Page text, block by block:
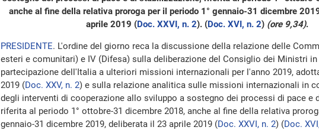
anche al fine della relativa proroga per il periodo 1° gennaio-31 dicembre
aprile 2019 (Doc. XXVI, n. 2). (Doc. XVI, n. 2) (ore 9,34).
PRESIDENTE. L'ordine del giorno reca la discussione della relazione delle
esteri e comunitari) e IV (Difesa) sulla deliberazione del Consiglio dei Ministri
partecipazione dell'Italia a ulteriori missioni internazionali per l'anno 2019,
2019 (Doc. XXV, n. 2) e sulla relazione analitica sulle missioni internazionali in
degli interventi di cooperazione allo sviluppo a sostegno dei processi di pace e
riferita al periodo 1° ottobre-31 dicembre 2018, anche al fine della relativa
gennaio-31 dicembre 2019, deliberata il 23 aprile 2019 (Doc. XXVI, n. 2) (Doc.